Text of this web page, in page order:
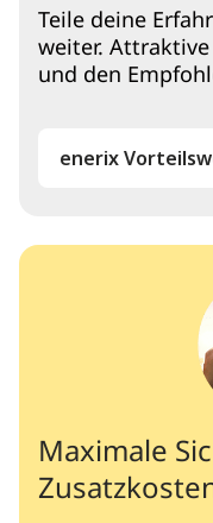
Teile deine
weiter.
und den
enerix
Maximale